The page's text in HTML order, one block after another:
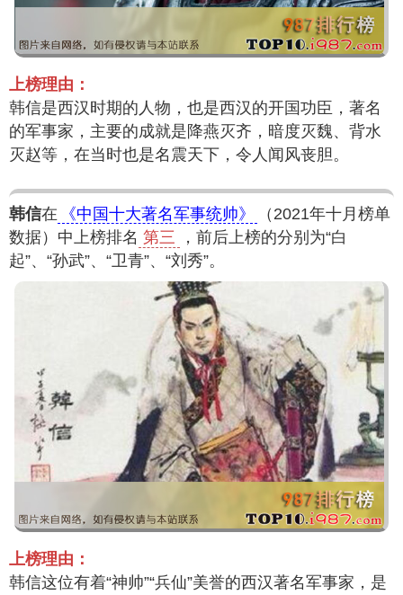
上榜理由：
韩信是西汉时期的人物，也是西汉的开国功臣，著名
的军事家，主要的成就是降燕灭齐，暗度灭魏、背水
灭赵等，在当时也是名震天下，令人闻风丧胆。
韩信在 《中国十大著名军事统帅》
（2021年十月榜单
数据）中上榜排名 第三
，前后上榜的分别为“白
起”、“孙武”、“卫青”、“刘秀”。
上榜理由：
韩信这位有着“神帅”“兵仙”美誉的西汉著名军事家，是